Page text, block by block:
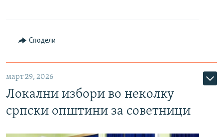
Сподели
март 29, 2026
Локални избори во неколку
српски општини за советници